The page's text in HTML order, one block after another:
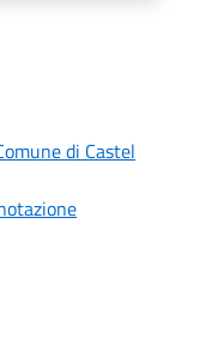
di Castel